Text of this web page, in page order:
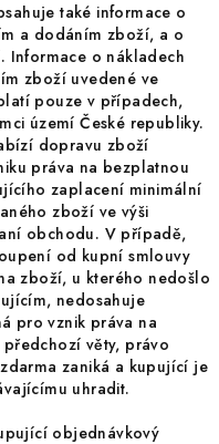
také informace o
a dodáním zboží, a o
Informace o nákladech
zboží uvedené ve
pouze v případech,
území České republiky.
dopravu zboží
práva na bezplatnou
zaplacení minimální
zboží ve výši
obchodu. V případě,
od kupní smlouvy
zboží, u kterého nedošlo
nedosahuje
pro vznik práva na
věty, právo
zaniká a kupující je
uhradit.
objednávkový